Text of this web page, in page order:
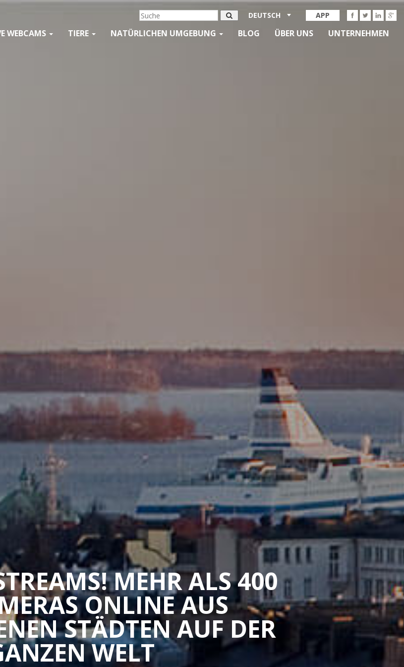
APP
DEUTSCH
WEBCAMS TIERE NATÜRLICHEN UMGEBUNG BLOG ÜBER UNS UNTERNEHMEN
MEHR ALS 400
ONLINE AUS
STÄDTEN AUF DER
WELT